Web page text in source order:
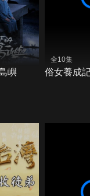
嶼
全10集
俗女養成